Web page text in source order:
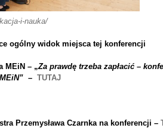
i-nauka/
ogólny widok miejsca tej konferencji
MEiN – „Za prawdę trzeba zapłacić –
– TUTAJ
Przemysława Czarnka na konferencji –